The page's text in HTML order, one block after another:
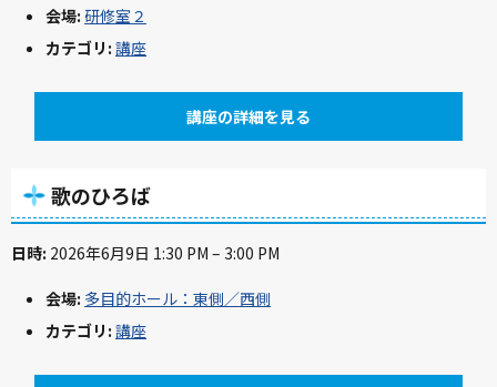
会場: 研修室２
カテゴリ: 講座
講座の詳細を見る
歌のひろば
日時: 2026年6月9日 1:30 PM – 3:00 PM
会場: 多目的ホール：東側／西側
カテゴリ: 講座